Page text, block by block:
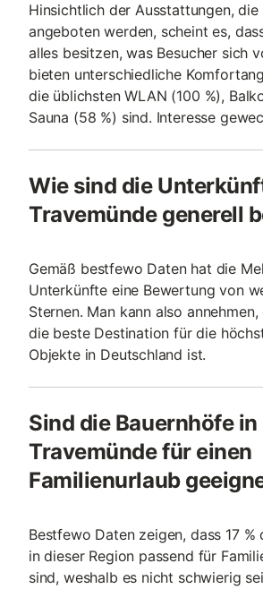
Hinsichtlich der Ausstattungen,
angeboten werden, scheint es,
alles besitzen, was Besucher sich
bieten unterschiedliche
die üblichsten WLAN (100 %),
Sauna (58 %) sind. Interesse
Wie sind die
Travemünde generell
Gemäß bestfewo Daten hat die
Unterkünfte eine Bewertung von
Sternen. Man kann also
die beste Destination für die
Objekte in Deutschland ist.
Sind die Bauernhöfe in
Travemünde für einen
Familienurlaub
Bestfewo Daten zeigen, dass 17
in dieser Region passend für
sind, weshalb es nicht schwierig